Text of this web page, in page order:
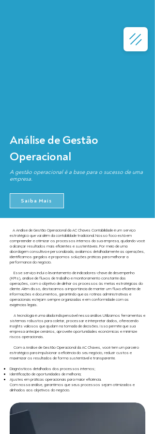
Análise de Gestão
Operacional
A gestão operacional é a base para o sucesso de uma
empresa.
Saiba Mais
A Análise de Gestão Operacional da AC Chaves Contabilidade é um serviço
estratégico que vai além da contabilidade tradicional. Nosso foco está em
compreender e otimizar os processos internos da sua empresa, ajudando você
a alcançar resultados mais eficientes e sustentáveis. Por meio de uma
abordagem consultiva e personalizada, avaliamos detalhadamente as operações,
identificamos gargalos e propomos soluções práticas para melhorar a
performance do negócio.
Esse serviço inclui o levantamento de indicadores-chave de desempenho
(KPIs), análise de fluxos de trabalho e monitoramento constante das
operações, com o objetivo de alinhar os processos às metas estratégicas do
cliente. Além disso, destacamos a importância de manter um fluxo eficiente de
informações e documentos, garantindo que as rotinas administrativas e
operacionais estejam sempre organizadas e em conformidade com as
exigências legais.
A tecnologia é uma aliada indispensável nessa análise. Utilizamos ferramentas e
sistemas robustos para coletar, processar e interpretar dados, oferecendo
insights valiosos que ajudam na tomada de decisões. Isso permite que sua
empresa antecipe cenários, aproveite oportunidades econômicas e minimize
riscos operacionais.
Com a Análise de Gestão Operacional da AC Chaves, você tem um parceiro
estratégico para impulsionar a eficiência do seu negócio, reduzir custos e
maximizar os resultados de forma sustentável e transparente.
Diagnósticos detalhados dos processos internos;
Identificação de oportunidades de melhoria;
Ajustes em práticas operacionais para maior eficiência.
Com nossa análise, garantimos que seus processos sejam otimizados e
alinhados aos objetivos do negócio.